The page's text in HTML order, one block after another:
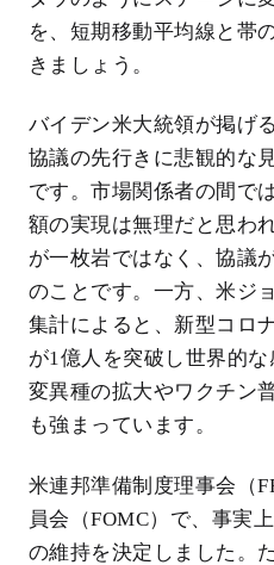
を、短期移動平均線と帯
きましょう。
バイデン米大統領が掲げ
協議の先行きに悲観的な
です。市場関係者の間で
額の実現は無理だと思わ
が一枚岩ではなく、協議
のことです。一方、米ジ
集計によると、新型コロ
が1億人を突破し世界的な
変異種の拡大やワクチン
も強まっています。
米連邦準備制度理事会（
員会（FOMC）で、事実
の維持を決定しました。